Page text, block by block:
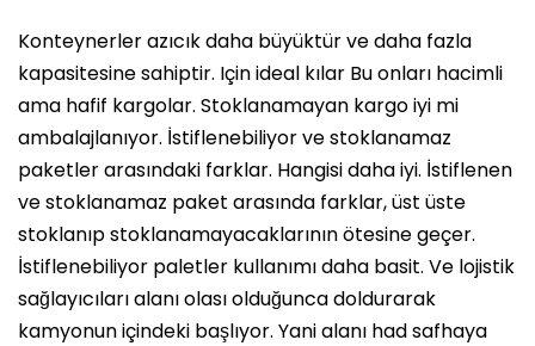
Konteynerler azıcık daha büyüktür ve daha fazla
kapasitesine sahiptir. Için ideal kılar Bu onları hacimli
ama hafif kargolar. Stoklanamayan kargo iyi mi
ambalajlanıyor. İstiflenebiliyor ve stoklanamaz
paketler arasındaki farklar. Hangisi daha iyi. İstiflenen
ve stoklanamaz paket arasında farklar, üst üste
stoklanıp stoklanamayacaklarının ötesine geçer.
İstiflenebiliyor paletler kullanımı daha basit. Ve lojistik
sağlayıcıları alanı olası olduğunca doldurarak
kamyonun içindeki başlıyor. Yani alanı had safhaya